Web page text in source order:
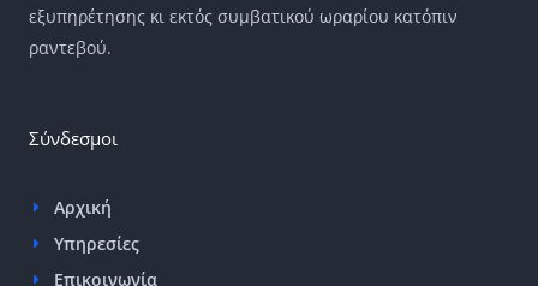
εξυπηρέτησης κι εκτός συμβατικού ωραρίου κατόπιν
ραντεβού.
Σύνδεσμοι
Αρχική
Υπηρεσίες
Επικοινωνία